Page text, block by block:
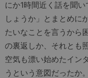
にか1時間近く話を聞
しょうか」とまとめに
たいなことを言うから
の裏返しか、それとも
空気も漂い始めたイン
うという意図だったか